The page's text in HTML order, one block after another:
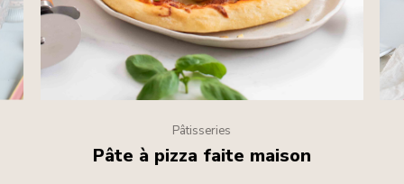
Pâtisseries
Pâte à pizza faite maison